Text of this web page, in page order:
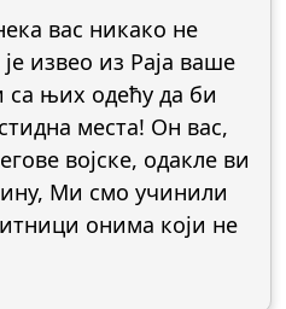
вас никако не
извео из Раја ваше
њих одећу да би
места! Он вас,
војске, одакле ви
Ми смо учинили
онима који не